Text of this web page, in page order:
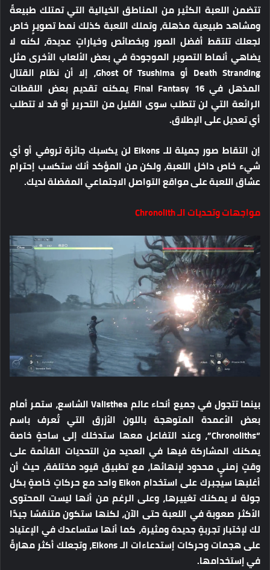
تتضمن اللعبة الكثير من المناطق الخيالية التي تمتلك طبيعةً
ومشاهد طبيعية مذهلة، وتملك اللعبة كذلك نمط تصويرٍ خاص
لجعلك تلتقط أفضل الصور وبخصائص وخياراتٍ عديدة، لكنه لا
يضاهي أنماط التصوير الموجودة في بعض الألعاب الأخرى مثل
Death Stranding أو Ghost Of Tsushima، إلا أن نظام القتال
المذهل في Final Fantasy 16 يمكنه تقديم بعض اللقطات
الرائعة التي لن تتطلب سوى القليل من التحرير أو قد لا تتطلب
أي تعديل على الإطلاق.
إن التقاط صور جميلة للـ Eikons لن يكسبك جائزة تروفي أو أي
شيء خاص داخل اللعبة، ولكن من المؤكد أنك ستكسب إحترام
عشاق اللعبة على مواقع التواصل الاجتماعي المفضلة لديك.
مواجهات وتحديات الـ Chronolith
بينما تتجول في جميع أنحاء عالم Valisthea الشاسع، ستمر أمام
بعض الأعمدة المتوهجة باللون الأزرق التي تُعرف باسم
“Chronoliths”، وعند التفاعل معها ستدخلك إلى ساحةٍ خاصة
يمكنك المشاركة فيها في العديد من التحديات القائمة على
وقتٍ زمنيٍ محدود لإنهائها، مع تطبيق قيود مختلفة، حيث أن
أغلبها سيجبرك على استخدام Eikon واحد مع حركاتٍ خاصةٍ بكل
جولة لا يمكنك تغييرها، وعلى الرغم من أنها ليست المحتوى
الأكثر صعوبة في اللعبة حتى الآن، لكنها ستكون متنفسًا جيدًا
لك لإختبار تجربةٍ جديدة ومثيرة، كما أنها ستساعدك في الإعتياد
على هجمات وحركات إستدعاءات الـ Eikons، وتجعلك أكثر مهارةً
في إستخدامها.